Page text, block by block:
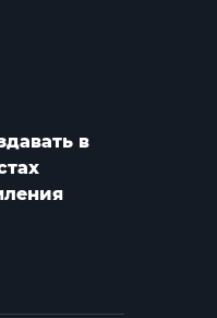
в